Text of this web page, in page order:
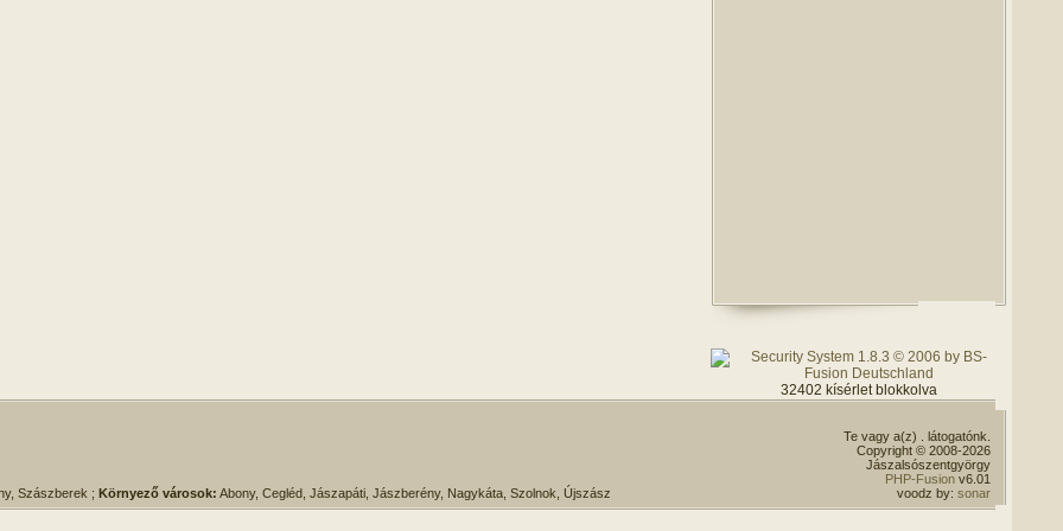
32402 kísérlet blokkolva
Szászberek ; Környező városok: Abony, Cegléd, Jászapáti, Jászberény, Nagykáta, Szolnok, Újszász
Te vagy a(z)
. látogatónk.
Copyright © 2008-2026
Jászalsószentgyörgy
PHP-Fusion v6.01
voodz by: sonar